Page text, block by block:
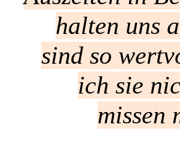
halten uns
sind so
ich sie
missen